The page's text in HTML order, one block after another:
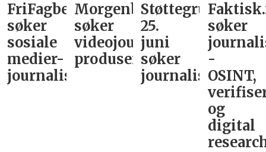
FriFagbevegelse
søker
sosiale
medier-
journalist
Morgenbladet
søker
videojournalist/podkast-
produsent
Støttegruppa
25.
juni
søker
journalist
søker
-
OSINT,
og
digital